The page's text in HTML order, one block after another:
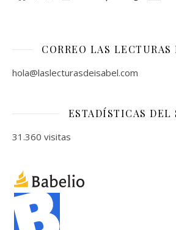
CORREO LAS LECTURAS
hola@laslecturasdeisabel.com
ESTADÍSTICAS DEL
31.360 visitas